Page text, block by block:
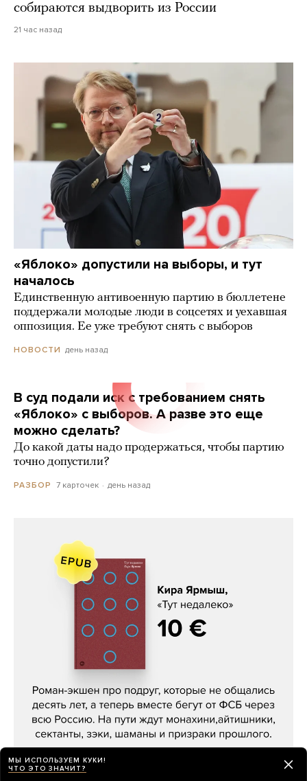
собираются выдворить из России
21 час назад
«Яблоко» допустили на выборы, и тут
началось
Единственную антивоенную партию в бюллетене
поддержали молодые люди в соцсетях и уехавшая
оппозиция. Ее уже требуют снять с выборов
НОВОСТИ день назад
В суд подали иск с требованием снять
«Яблоко» с выборов. А разве это еще
можно сделать?
До какой даты надо продержаться, чтобы партию
точно допустили?
РАЗБОР 7 карточек день назад
Кира Ярмыш, «Тут недалеко»
МЫ ИСПОЛЬЗУЕМ КУКИ!
ЧТО ЭТО ЗНАЧИТ?